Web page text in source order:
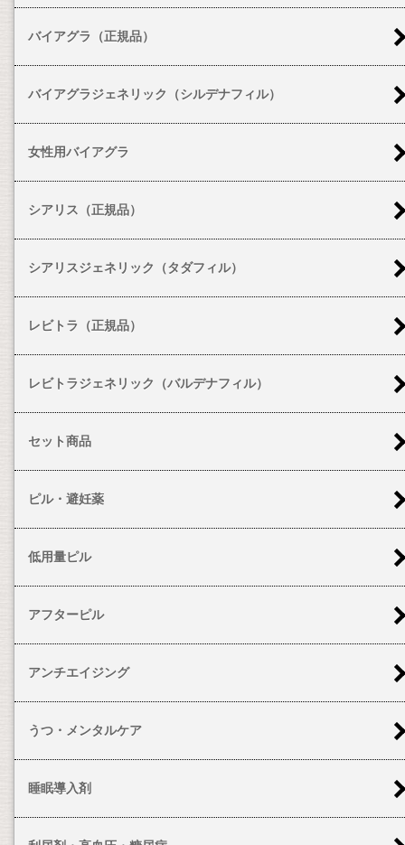
バイアグラ（正規品）
バイアグラジェネリック（シルデナフィル）
女性用バイアグラ
シアリス（正規品）
シアリスジェネリック（タダフィル）
レビトラ（正規品）
レビトラジェネリック（バルデナフィル）
セット商品
ピル・避妊薬
低用量ピル
アフターピル
アンチエイジング
うつ・メンタルケア
睡眠導入剤